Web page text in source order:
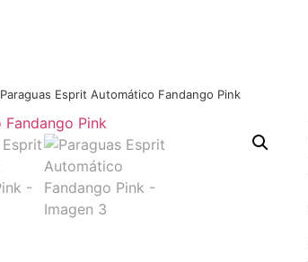
Paraguas Esprit Automático Fandango Pink